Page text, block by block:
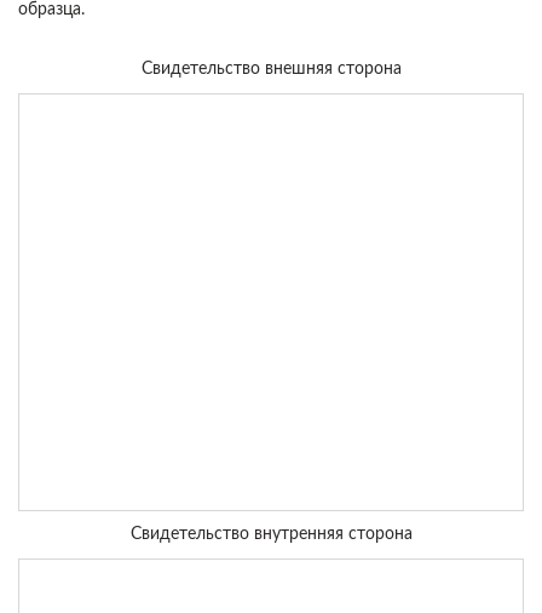
образца.
Свидетельство внешняя сторона
Свидетельство внутренняя сторона